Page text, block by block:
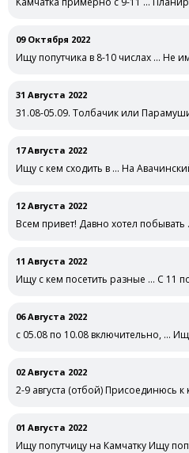
09 Октября 2022
Ищу попутчика в 8-10 числах … Не
31 Августа 2022
31.08-05.09. Толбачик или
17 Августа 2022
Ищу с кем сходить в … На
12 Августа 2022
Всем привет! Давно хотел
11 Августа 2022
Ищу с кем посетить разные … С 11
06 Августа 2022
с 05.08 по 10.08 включительно, …
02 Августа 2022
2-9 августа (отбой) Присоединюсь
01 Августа 2022
Ищу попутчицу на Камчатку Ищу